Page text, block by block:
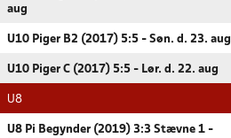
aug
U10 Piger B2 (2017) 5:5 - Søn. d. 23. aug
U10 Piger C (2017) 5:5 - Lør. d. 22. aug
U8
U8 Pi Begynder (2019) 3:3 Stævne 1 -